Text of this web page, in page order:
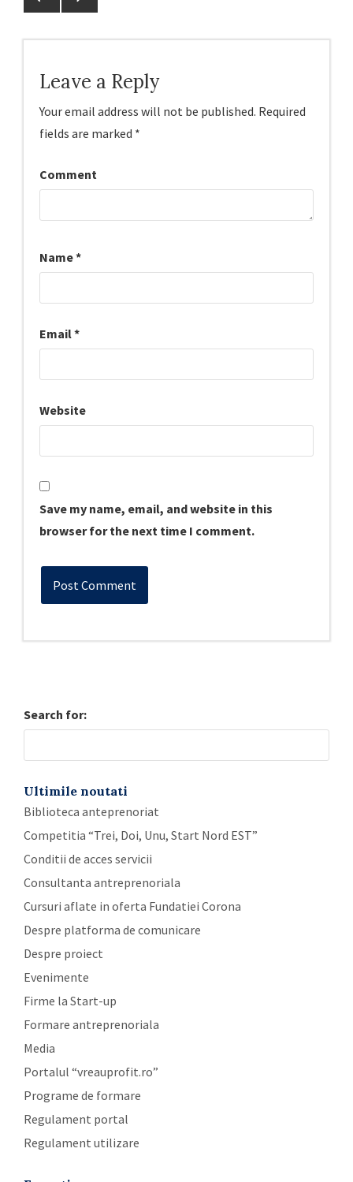
Leave a Reply
Your email address will not be published. Required
fields are marked *
Comment
Name*
Email*
Website
Save my name, email, and website in this
browser for the next time I comment.
Search for:
Ultimile noutati
Biblioteca anteprenoriat
Competitia “Trei, Doi, Unu, Start Nord EST”
Conditii de acces servicii
Consultanta antreprenoriala
Cursuri aflate in oferta Fundatiei Corona
Despre platforma de comunicare
Despre proiect
Evenimente
Firme la Start-up
Formare antreprenoriala
Media
Portalul “vreauprofit.ro”
Programe de formare
Regulament portal
Regulament utilizare